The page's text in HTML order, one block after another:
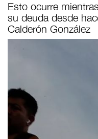
Esto ocurre
su deuda desde
Calderón González